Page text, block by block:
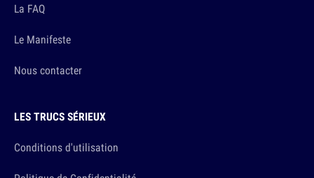
La FAQ
Le Manifeste
Nous contacter
LES TRUCS SÉRIEUX
Conditions d'utilisation